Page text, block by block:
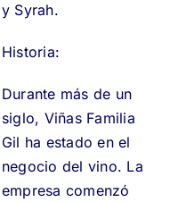
y Syrah.
Historia:
Durante más de un
siglo, Viñas Familia
Gil ha estado en el
negocio del vino. La
empresa comenzó